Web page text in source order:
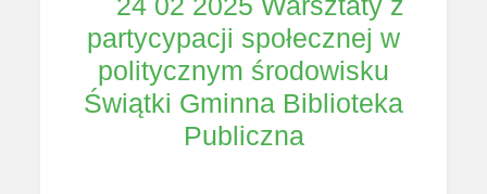
partycypacji społecznej w
politycznym środowisku
Świątki Gminna Biblioteka
Publiczna